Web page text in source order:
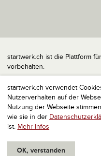
startwerk.ch verwendet
Nutzerverhalten auf der
Nutzung der Webseite
wie sie in der
ist. Mehr Infos
OK, verstanden
startwerk.ch ist die Plattform
vorbehalten.
Impressum
Kontakt
nach oben